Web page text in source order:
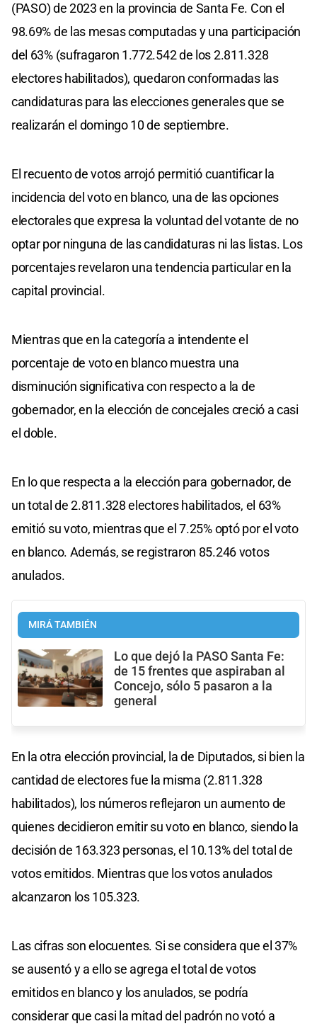
(PASO) de 2023 en la provincia de Santa Fe. Con el
98.69% de las mesas computadas y una participación
del 63% (sufragaron 1.772.542 de los 2.811.328
electores habilitados), quedaron conformadas las
candidaturas para las elecciones generales que se
realizarán el domingo 10 de septiembre.
El recuento de votos arrojó permitió cuantificar la
incidencia del voto en blanco, una de las opciones
electorales que expresa la voluntad del votante de no
optar por ninguna de las candidaturas ni las listas. Los
porcentajes revelaron una tendencia particular en la
capital provincial.
Mientras que en la categoría a intendente el
porcentaje de voto en blanco muestra una
disminución significativa con respecto a la de
gobernador, en la elección de concejales creció a casi
el doble.
En lo que respecta a la elección para gobernador, de
un total de 2.811.328 electores habilitados, el 63%
emitió su voto, mientras que el 7.25% optó por el voto
en blanco. Además, se registraron 85.246 votos
anulados.
MIRÁ TAMBIÉN
Lo que dejó la PASO Santa Fe:
de 15 frentes que aspiraban al
Concejo, sólo 5 pasaron a la
general
En la otra elección provincial, la de Diputados, si bien la
cantidad de electores fue la misma (2.811.328
habilitados), los números reflejaron un aumento de
quienes decidieron emitir su voto en blanco, siendo la
decisión de 163.323 personas, el 10.13% del total de
votos emitidos. Mientras que los votos anulados
alcanzaron los 105.323.
Las cifras son elocuentes. Si se considera que el 37%
se ausentó y a ello se agrega el total de votos
emitidos en blanco y los anulados, se podría
considerar que casi la mitad del padrón no votó a